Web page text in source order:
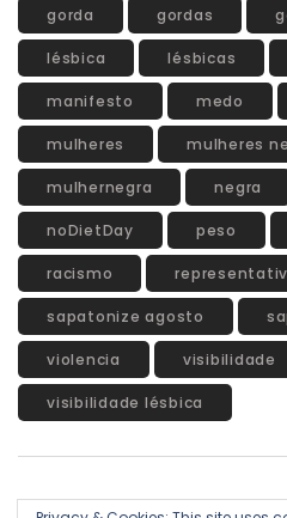
gorda gordas
lésbica lésbicas
manifesto medo
mulheres mulheres
mulhernegra negra
noDietDay peso
racismo
sapatonize agosto
violencia visibilidade
visibilidade lésbica